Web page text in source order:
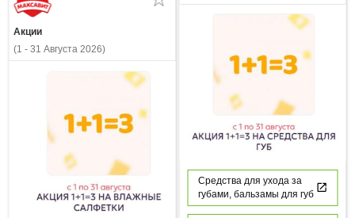
Средства для ухода за
губами, бальзамы для губ
Акции
(1 - 31 Августа 2026)